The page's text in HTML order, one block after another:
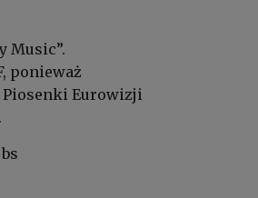
Music”.
ponieważ
Piosenki Eurowizji